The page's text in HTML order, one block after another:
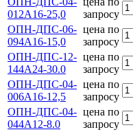
012А16-25,0
запросу
ОПН-ДПС-06-
094А16-15,0
цена по
запросу
ОПН-ДПС-12-
144А24-30.0
цена по
запросу
ОПН-ДПС-04-
006А16-12,5
цена по
запросу
ОПН-ДПС-04-
044А12-8.0
цена по
запросу